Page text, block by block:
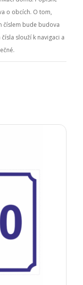
o obcích. O tom,
číslem bude budova
slouží k navigaci a